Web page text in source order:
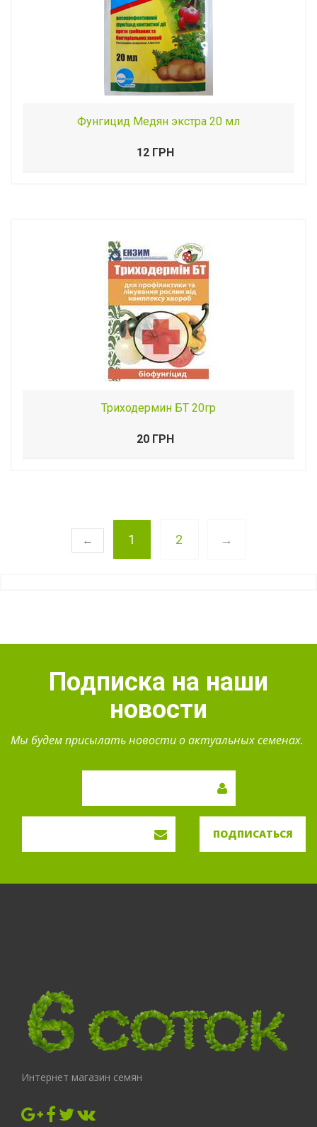
Фунгицид Медян экстра 20 мл
12 ГРН
Триходермин БТ 20гр
20 ГРН
← 1 2 →
Подписка на наши
новости
Мы будем присылать новости о актуальных семенах.
ПОДПИСАТЬСЯ
Интернет магазин семян